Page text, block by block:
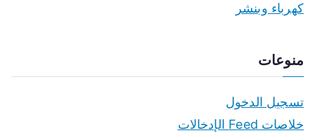
كهرباء وبنشر
منوعات
تسجيل الدخول
خلاصات Feed الإدخالات